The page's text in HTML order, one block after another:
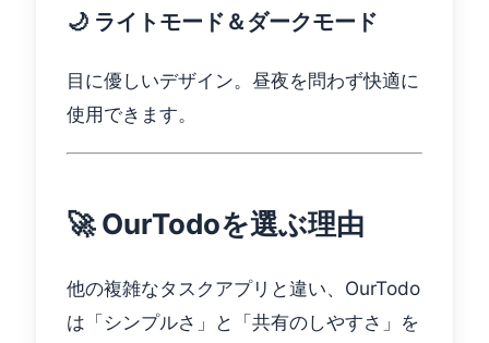
🌙 ライトモード＆ダークモード
目に優しいデザイン。昼夜を問わず快適に
使用できます。
🚀 OurTodoを選ぶ理由
他の複雑なタスクアプリと違い、OurTodo
は「シンプルさ」と「共有のしやすさ」を